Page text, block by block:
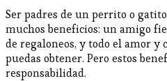
Ser padres de un perrito o
muchos beneficios: un amigo
de regaloneos, y todo el amor
puedas obtener. Pero estos
responsabilidad.